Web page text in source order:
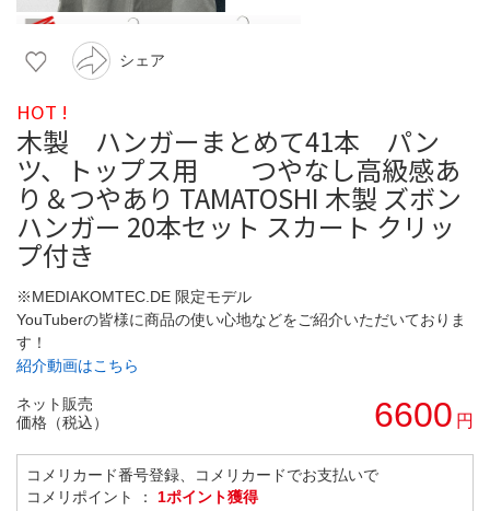
シェア
HOT !
木製 ハンガーまとめて41本 パン
ツ、トップス用 つやなし高級感あ
り＆つやあり TAMATOSHI 木製 ズボン
ハンガー 20本セット スカート クリッ
プ付き
※MEDIAKOMTEC.DE 限定モデル
YouTuberの皆様に商品の使い心地などをご紹介いただいておりま
す！
紹介動画はこちら
ネット販売
価格（税込）
6600 円
コメリカード番号登録、コメリカードでお支払いで
コメリポイント ： 1ポイント獲得